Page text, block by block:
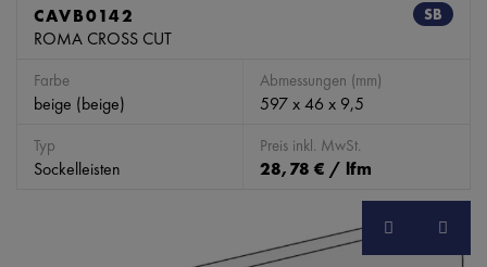
SB
CAVB0142
ROMA CROSS CUT
Farbe
beige (beige)
Abmessungen (mm)
597 x 46 x 9,5
Typ
Sockelleisten
Preis inkl. MwSt.
28,78 € / lfm